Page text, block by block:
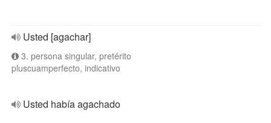
Usted [agachar]
3. persona singular, pretérito
pluscuamperfecto, indicativo
Usted había agachado